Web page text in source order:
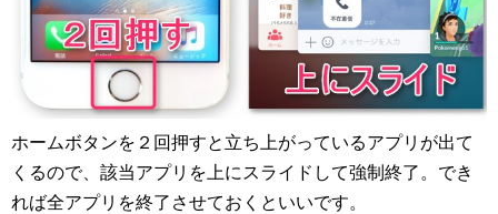
ホームボタンを２回押すと立ち上がっているアプリが出て
くるので、該当アプリを上にスライドして強制終了。でき
れば全アプリを終了させておくといいです。